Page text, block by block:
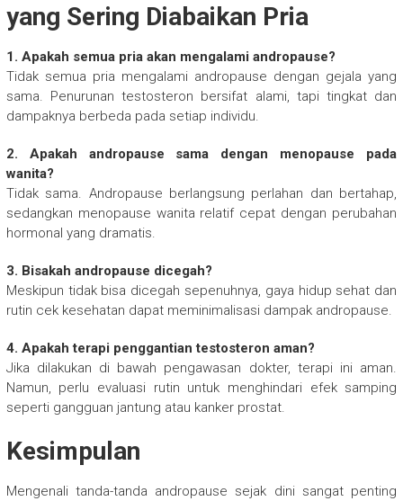
yang Sering Diabaikan Pria
1. Apakah semua pria akan mengalami andropause?
Tidak semua pria mengalami andropause dengan gejala yang
sama. Penurunan testosteron bersifat alami, tapi tingkat dan
dampaknya berbeda pada setiap individu.
2. Apakah andropause sama dengan menopause pada
wanita?
Tidak sama. Andropause berlangsung perlahan dan bertahap,
sedangkan menopause wanita relatif cepat dengan perubahan
hormonal yang dramatis.
3. Bisakah andropause dicegah?
Meskipun tidak bisa dicegah sepenuhnya, gaya hidup sehat dan
rutin cek kesehatan dapat meminimalisasi dampak andropause.
4. Apakah terapi penggantian testosteron aman?
Jika dilakukan di bawah pengawasan dokter, terapi ini aman.
Namun, perlu evaluasi rutin untuk menghindari efek samping
seperti gangguan jantung atau kanker prostat.
Kesimpulan
Mengenali tanda-tanda andropause sejak dini sangat penting